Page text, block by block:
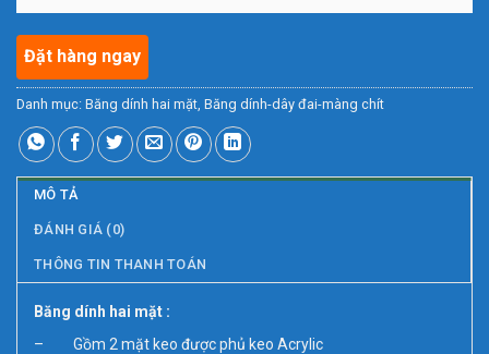
Đặt hàng ngay
Danh mục: Băng dính hai mặt Băng dính-dây đai-màng chít
MÔ TẢ
ĐÁNH GIÁ (0)
THÔNG TIN THANH TOÁN
Băng dính hai mặt :
– Gồm 2 mặt keo được phủ keo Acrylic